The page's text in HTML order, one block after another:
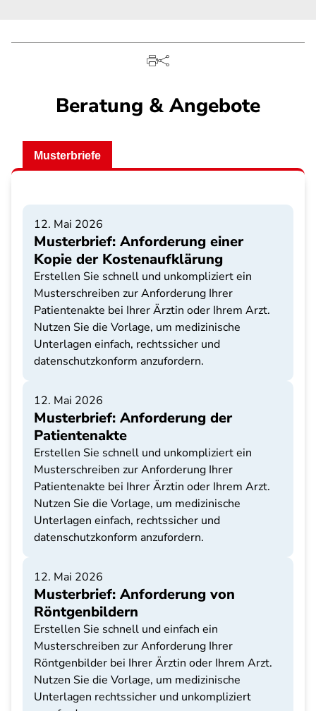
Beratung & Angebote
Musterbriefe
12. Mai 2026
Musterbrief: Anforderung einer
Kopie der Kostenaufklärung
Erstellen Sie schnell und unkompliziert ein
Musterschreiben zur Anforderung Ihrer
Patientenakte bei Ihrer Ärztin oder Ihrem Arzt.
Nutzen Sie die Vorlage, um medizinische
Unterlagen einfach, rechtssicher und
datenschutzkonform anzufordern.
12. Mai 2026
Musterbrief: Anforderung der
Patientenakte
Erstellen Sie schnell und unkompliziert ein
Musterschreiben zur Anforderung Ihrer
Patientenakte bei Ihrer Ärztin oder Ihrem Arzt.
Nutzen Sie die Vorlage, um medizinische
Unterlagen einfach, rechtssicher und
datenschutzkonform anzufordern.
12. Mai 2026
Musterbrief: Anforderung von
Röntgenbildern
Erstellen Sie schnell und einfach ein
Musterschreiben zur Anforderung Ihrer
Röntgenbilder bei Ihrer Ärztin oder Ihrem Arzt.
Nutzen Sie die Vorlage, um medizinische
Unterlagen rechtssicher und unkompliziert